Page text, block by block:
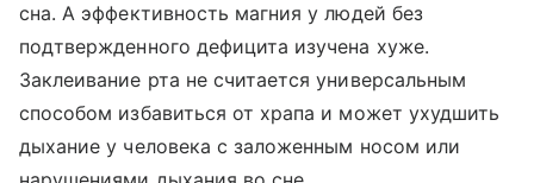
сна. А эффективность магния у людей без
подтвержденного дефицита изучена хуже.
Заклеивание рта не считается универсальным
способом избавиться от храпа и может ухудшить
дыхание у человека с заложенным носом или